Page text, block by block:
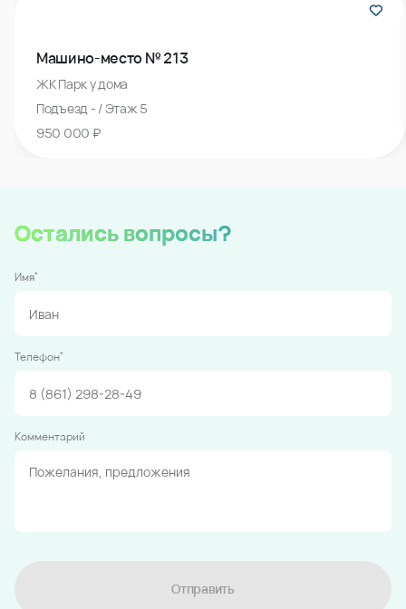
Машино-место № 213
ЖК Парк у дома
Подъезд - / Этаж 5
950 000 ₽
Остались вопросы?
Имя*
Телефон*
Комментарий
Отправить